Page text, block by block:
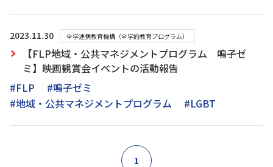
2023.11.30 全学連携教育機構（全学的教育プログラム）
【FLP地域・公共マネジメントプログラム 鳴子ゼ
ミ】映画観賞会イベントの活動報告
#FLP
#鳴子ゼミ
#地域・公共マネジメントプログラム
#LGBT
1